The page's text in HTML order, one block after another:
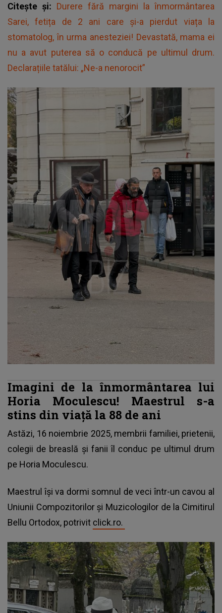
Citește și: Durere fără margini la înmormântarea
Sarei, fetița de 2 ani care și-a pierdut viața la
stomatolog, în urma anesteziei! Devastată, mama ei
nu a avut puterea să o conducă pe ultimul drum.
Declarațiile tatălui: „Ne-a nenorocit”
Imagini de la înmormântarea lui
Horia Moculescu! Maestrul s-a
stins din viață la 88 de ani
Astăzi, 16 noiembrie 2025, membrii familiei, prietenii,
colegii de breaslă și fanii îl conduc pe ultimul drum
pe Horia Moculescu.
Maestrul își va dormi somnul de veci într-un cavou al
Uniunii Compozitorilor și Muzicologilor de la Cimitirul
Bellu Ortodox, potrivit click.ro.